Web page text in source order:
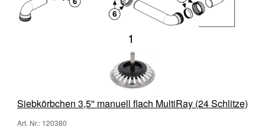
1
Siebkörbchen 3,5'' manuell flach MultiRay (24 Schlitze)
Art. Nr.: 120380